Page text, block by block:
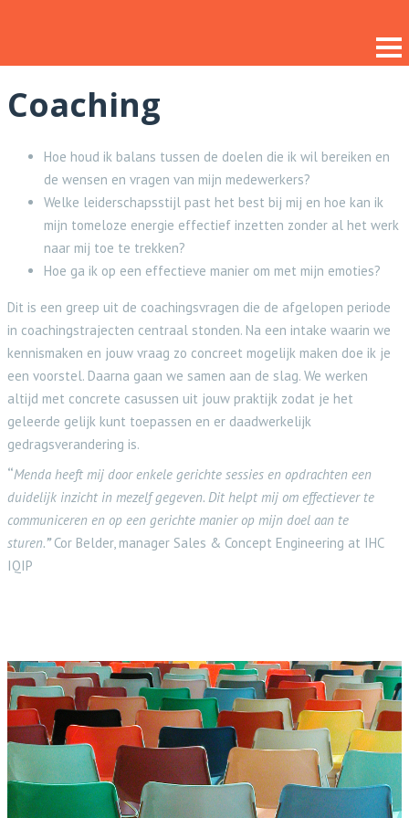
Coaching
Hoe houd ik balans tussen de doelen die ik wil bereiken en
de wensen en vragen van mijn medewerkers?
Welke leiderschapsstijl past het best bij mij en hoe kan ik
mijn tomeloze energie effectief inzetten zonder al het werk
naar mij toe te trekken?
Hoe ga ik op een effectieve manier om met mijn emoties?
Dit is een greep uit de coachingsvragen die de afgelopen periode
in coachingstrajecten centraal stonden. Na een intake waarin we
kennismaken en jouw vraag zo concreet mogelijk maken doe ik je
een voorstel. Daarna gaan we samen aan de slag. We werken
altijd met concrete casussen uit jouw praktijk zodat je het
geleerde gelijk kunt toepassen en er daadwerkelijk
gedragsverandering is.
“Menda heeft mij door enkele gerichte sessies en opdrachten een
duidelijk inzicht in mezelf gegeven. Dit helpt mij om effectiever te
communiceren en op een gerichte manier op mijn doel aan te
sturen.”Cor Belder, manager Sales & Concept Engineering at IHC
IQIP